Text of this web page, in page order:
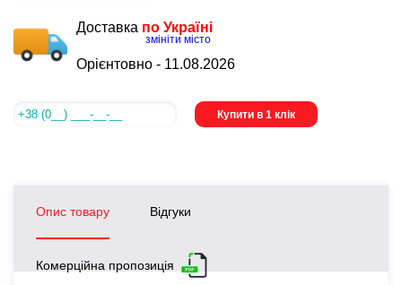
Доставка по Україні
змініти місто
Орієнтовно - 11.08.2026
Купити в 1 клік
Опис товару Відгуки
Комерційна пропозиція